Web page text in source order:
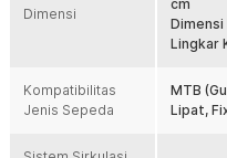
Material Proteksi Khusus
Aspek keselamatan
peredam kejut berupa busa
berkualitas tinggi pada
mikroskopis yang sangat
Dimensi
cm
Dimensi
Lingkar
Kompatibilitas
Jenis Sepeda
MTB
Lipat,